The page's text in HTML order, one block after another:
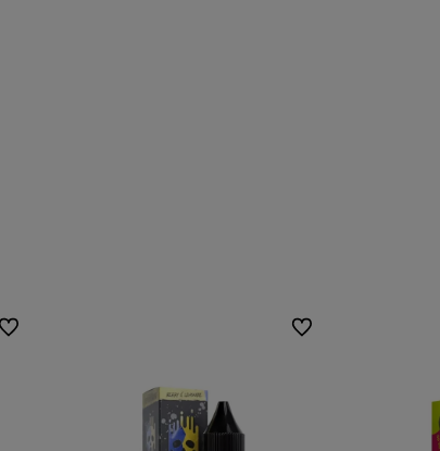
Do ulubionych Do ulubionych